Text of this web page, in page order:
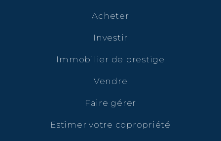
Acheter
Investir
Immobilier de prestige
Vendre
Faire gérer
Estimer votre copropriété